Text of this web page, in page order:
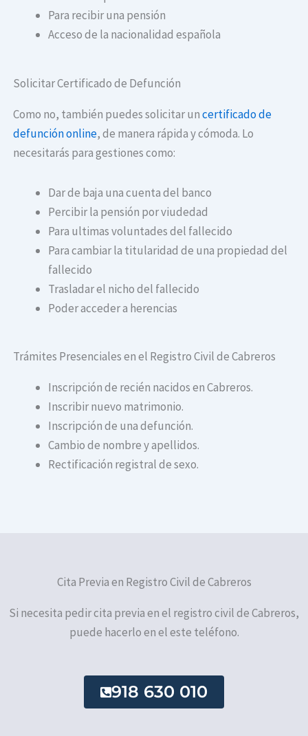
Para recibir una pensión
Acceso de la nacionalidad española
Solicitar Certificado de Defunción
Como no, también puedes solicitar uncertificado de
defunción online, de manera rápida y cómoda. Lo
necesitarás para gestiones como:
Dar de baja una cuenta del banco
Percibir la pensión por viudedad
Para ultimas voluntades del fallecido
Para cambiar la titularidad de una propiedad del
fallecido
Trasladar el nicho del fallecido
Poder acceder a herencias
Trámites Presenciales en el Registro Civil de Cabreros
Inscripción de recién nacidos en Cabreros.
Inscribir nuevo matrimonio.
Inscripción de una defunción.
Cambio de nombre y apellidos.
Rectificación registral de sexo.
Cita Previa en Registro Civil de Cabreros
Si necesita pedir cita previa en el registro civil de Cabreros,
puede hacerlo en el este teléfono.
918 630 010